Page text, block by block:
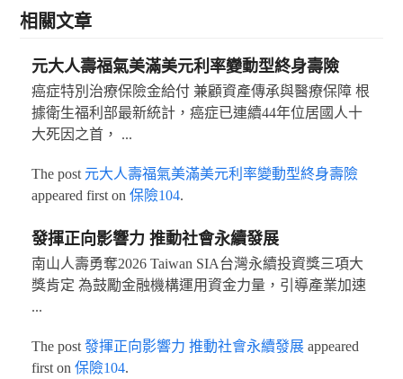
相關文章
元大人壽福氣美滿美元利率變動型終身壽險
癌症特別治療保險金給付 兼顧資產傳承與醫療保障 根
據衛生福利部最新統計，癌症已連續44年位居國人十
大死因之首， ...
The post 元大人壽福氣美滿美元利率變動型終身壽險
appeared first on 保險104.
發揮正向影響力 推動社會永續發展
南山人壽勇奪2026 Taiwan SIA台灣永續投資獎三項大
獎肯定 為鼓勵金融機構運用資金力量，引導產業加速
...
The post 發揮正向影響力 推動社會永續發展appeared
first on 保險104.